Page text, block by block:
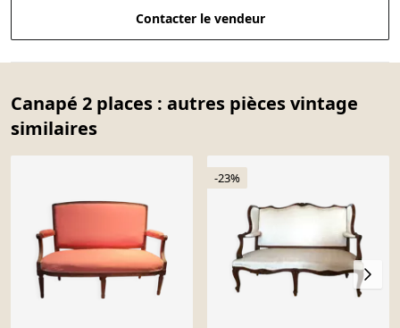
Contacter le vendeur
Canapé 2 places : autres pièces vintage
similaires
-23%